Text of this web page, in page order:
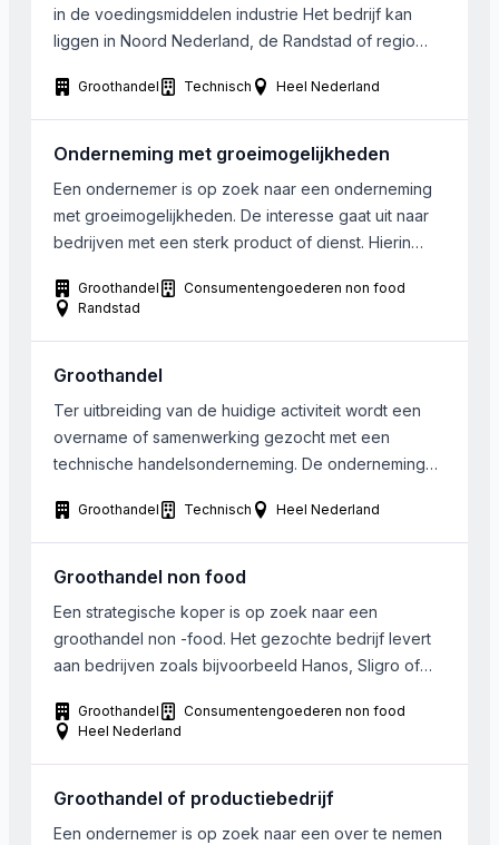
in de voedingsmiddelen industrie Het bedrijf kan
liggen in Noord Nederland, de Randstad of regio
Groothandel Technisch Heel Nederland
Onderneming met groeimogelijkheden
Een ondernemer is op zoek naar een onderneming
met groeimogelijkheden. De interesse gaat uit naar
bedrijven met een sterk product of dienst. Hierin
franchiseverband. Het bedrijf dient gevestigd te zijn
in Midden of West Nederland. De omzet moet
naar een 100% overname, […]
Groothandel
Consumentengoederen non food
Randstad
Groothandel
Ter uitbreiding van de huidige activiteit wordt een
overname of samenwerking gezocht met een
technische handelsonderneming. De onderneming
soortgelijke producten te handelen, zoals
systeemprofielen, hang en sluitwerk of
afdichtingsproducten. De onderneming dient te zijn
Groothandel Technisch Heel Nederland
Groothandel non food
Een strategische koper is op zoek naar een
groothandel non -food. Het gezochte bedrijf levert
aan bedrijven zoals bijvoorbeeld Hanos, Sligro of
Randstad of anders makkelijk verplaatsbaar. Er wordt
een omzet tot ongeveer 1,5 miljoen euro behaald.
Groothandel
Consumentengoederen non food
Heel Nederland
Groothandel of productiebedrijf
Een ondernemer is op zoek naar een over te nemen